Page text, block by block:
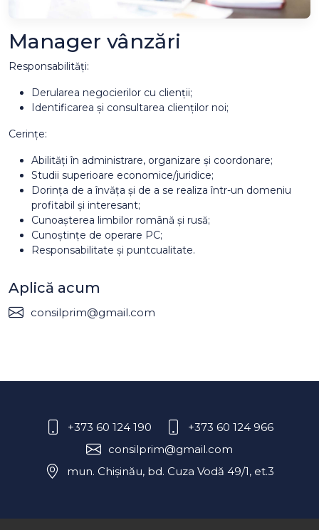
Manager vânzări
Responsabilități:
Derularea negocierilor cu clienții;
Identificarea și consultarea clienților noi;
Cerințe:
Abilități în administrare, organizare și coordonare;
Studii superioare economice/juridice;
Dorința de a învăța și de a se realiza într-un domeniu
profitabil și interesant;
Cunoașterea limbilor română și rusă;
Cunoștințe de operare PC;
Responsabilitate și puntcualitate.
Aplică acum
consilprim@gmail.com
+373 60 124 190
+373 60 124 966
consilprim@gmail.com
mun. Chișinău, bd. Cuza Vodă 49/1, et.3